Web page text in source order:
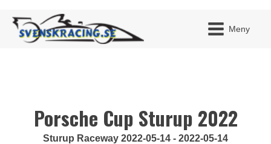
Meny
Porsche Cup Sturup 2022
Sturup Raceway 2022-05-14 - 2022-05-14